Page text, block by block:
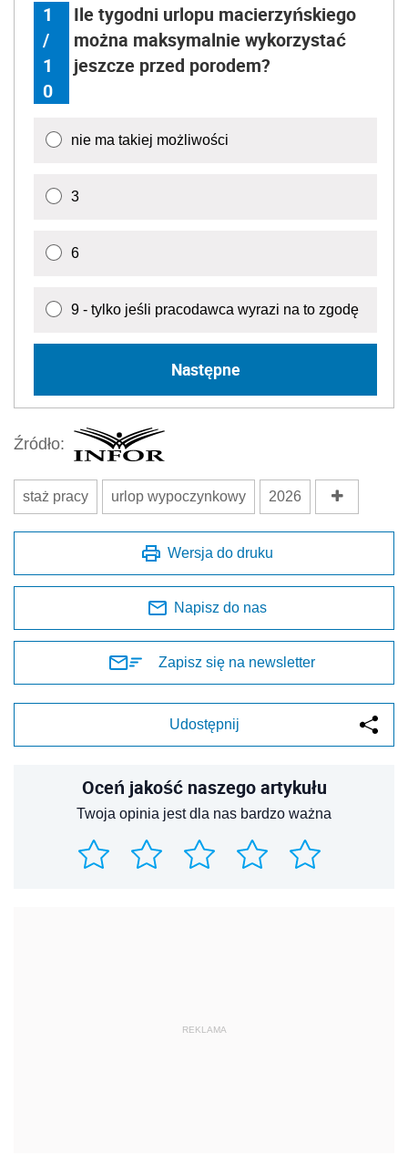
1
/
1
0
Ile tygodni urlopu macierzyńskiego
można maksymalnie wykorzystać
jeszcze przed porodem?
nie ma takiej możliwości
3
6
9 - tylko jeśli pracodawca wyrazi na to zgodę
Następne
Źródło:
staż pracy urlop wypoczynkowy 2026
Wersja do druku
Napisz do nas
Zapisz się na newsletter
Udostępnij
Oceń jakość naszego artykułu
Twoja opinia jest dla nas bardzo ważna
REKLAMA